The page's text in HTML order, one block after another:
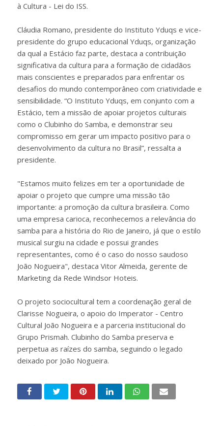
à Cultura - Lei do ISS.
Cláudia Romano, presidente do Instituto Yduqs e vice-
presidente do grupo educacional Yduqs, organização
da qual a Estácio faz parte, destaca a contribuição
significativa da cultura para a formação de cidadãos
mais conscientes e preparados para enfrentar os
desafios do mundo contemporâneo com criatividade e
sensibilidade. “O Instituto Yduqs, em conjunto com a
Estácio, tem a missão de apoiar projetos culturais
como o Clubinho do Samba, e demonstrar seu
compromisso em gerar um impacto positivo para o
desenvolvimento da cultura no Brasil”, ressalta a
presidente.
"Estamos muito felizes em ter a oportunidade de
apoiar o projeto que cumpre uma missão tão
importante: a promoção da cultura brasileira. Como
uma empresa carioca, reconhecemos a relevância do
samba para a história do Rio de Janeiro, já que o estilo
musical surgiu na cidade e possui grandes
representantes, como é o caso do nosso saudoso
João Nogueira", destaca Vitor Almeida, gerente de
Marketing da Rede Windsor Hoteis.
O projeto sociocultural tem a coordenação geral de
Clarisse Nogueira, o apoio do Imperator - Centro
Cultural João Nogueira e a parceria institucional do
Grupo Prismah. Clubinho do Samba preserva e
perpetua as raízes do samba, seguindo o legado
deixado por João Nogueira.